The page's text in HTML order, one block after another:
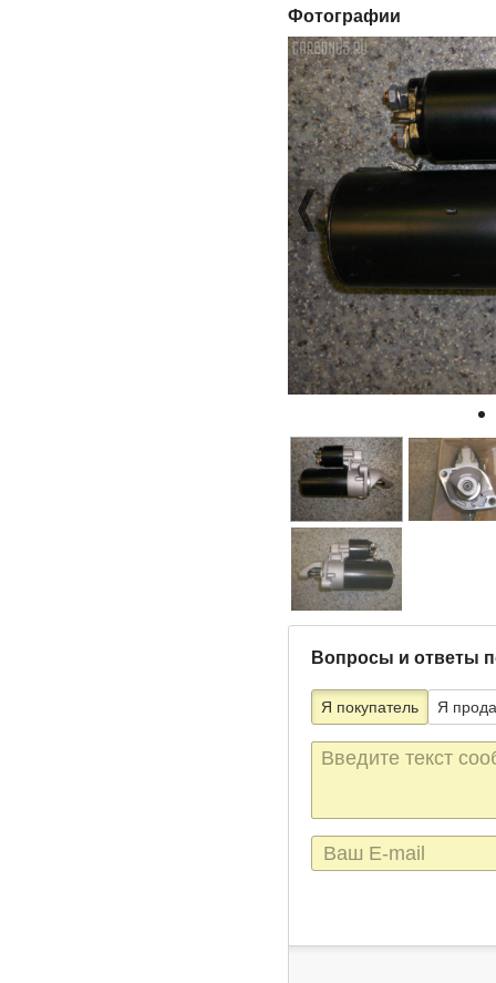
Фотографии
Вопросы и ответы
Я покупатель Я
Текст
сообщения
E-
mail